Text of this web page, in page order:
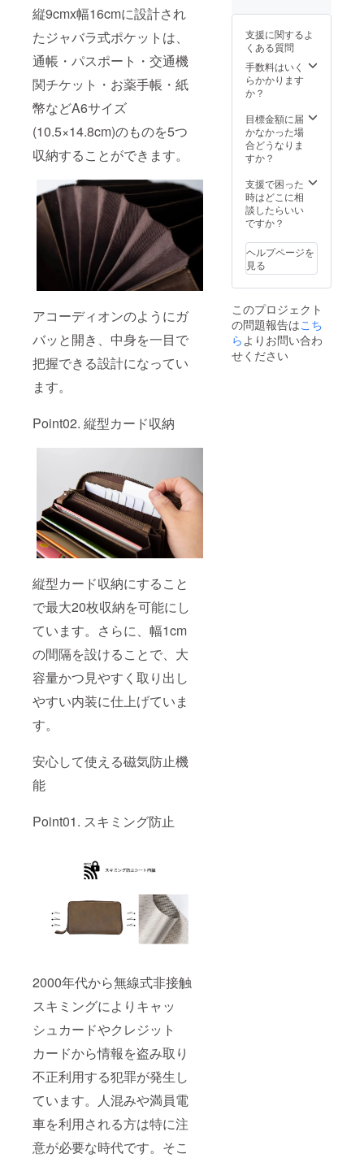
縦9cmx幅16cmに設計され
たジャバラ式ポケットは、
通帳・パスポート・交通機
関チケット・お薬手帳・紙
幣などA6サイズ
(10.5×14.8cm)のものを5つ
収納することができます。
アコーディオンのようにガ
バッと開き、中身を一目で
把握できる設計になってい
ます。
Point02. 縦型カード収納
縦型カード収納にすること
で最大20枚収納を可能にし
ています。さらに、幅1cm
の間隔を設けることで、大
容量かつ見やすく取り出し
やすい内装に仕上げていま
す。
安心して使える磁気防止機
能
Point01. スキミング防止
2000年代から無線式非接触
スキミングによりキャッ
シュカードやクレジット
カードから情報を盗み取り
不正利用する犯罪が発生し
ています。人混みや満員電
車を利用される方は特に注
意が必要な時代です。そこ
一般販
価格
9,999円
の商品
を
30%OF
購入い
ただけ
ます。
※基本的
可能な
メール
便での
発送と
す。
支援に関するよ
くある質問
手数料はいく
らかかります
か？
目標金額に届
かなかった場
合どうなりま
すか？
支援で困った
時はどこに相
談したらいい
ですか？
ヘルプページを
見る
このプロジェクト
の問題報告はこち
ら よりお問い合わ
せください